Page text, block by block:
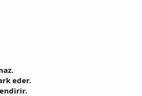
eder.